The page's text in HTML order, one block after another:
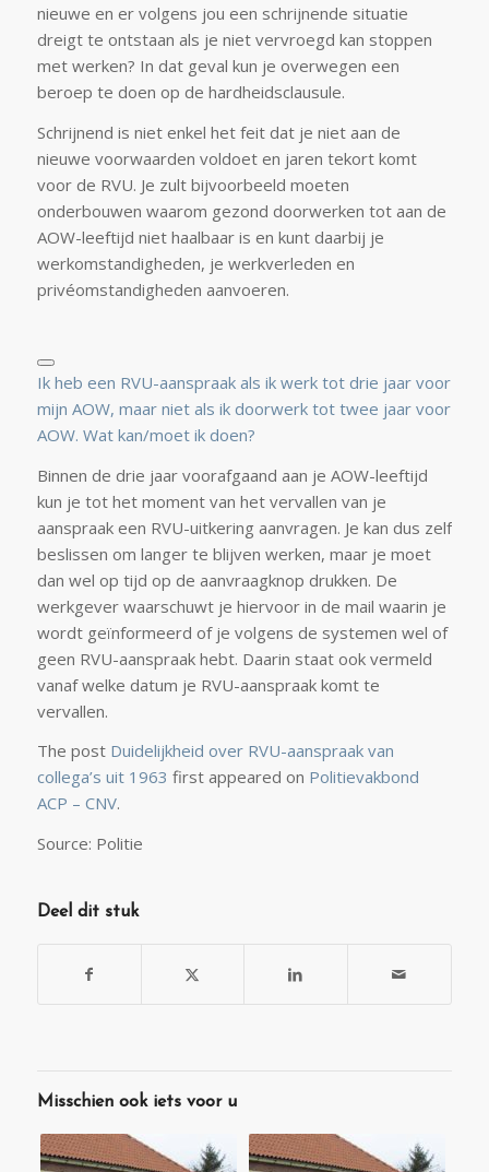
nieuwe en er volgens jou een schrijnende situatie
dreigt te ontstaan als je niet vervroegd kan stoppen
met werken? In dat geval kun je overwegen een
beroep te doen op de hardheidsclausule.
Schrijnend is niet enkel het feit dat je niet aan de
nieuwe voorwaarden voldoet en jaren tekort komt
voor de RVU. Je zult bijvoorbeeld moeten
onderbouwen waarom gezond doorwerken tot aan de
AOW-leeftijd niet haalbaar is en kunt daarbij je
werkomstandigheden, je werkverleden en
privéomstandigheden aanvoeren.
Ik heb een RVU-aanspraak als ik werk tot drie jaar voor
mijn AOW, maar niet als ik doorwerk tot twee jaar voor
AOW. Wat kan/moet ik doen?
Binnen de drie jaar voorafgaand aan je AOW-leeftijd
kun je tot het moment van het vervallen van je
aanspraak een RVU-uitkering aanvragen. Je kan dus zelf
beslissen om langer te blijven werken, maar je moet
dan wel op tijd op de aanvraagknop drukken. De
werkgever waarschuwt je hiervoor in de mail waarin je
wordt geïnformeerd of je volgens de systemen wel of
geen RVU-aanspraak hebt. Daarin staat ook vermeld
vanaf welke datum je RVU-aanspraak komt te
vervallen.
The post Duidelijkheid over RVU-aanspraak van
collega’s uit 1963 first appeared on Politievakbond
ACP – CNV.
Source: Politie
Deel dit stuk
Misschien ook iets voor u